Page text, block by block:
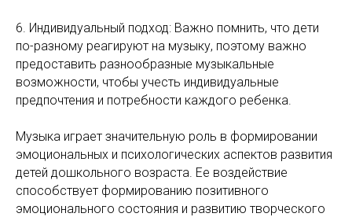
6. Индивидуальный подход: Важно помнить, что дети
по-разному реагируют на музыку, поэтому важно
предоставить разнообразные музыкальные
возможности, чтобы учесть индивидуальные
предпочтения и потребности каждого ребенка.
Музыка играет значительную роль в формировании
эмоциональных и психологических аспектов развития
детей дошкольного возраста. Ее воздействие
способствует формированию позитивного
эмоционального состояния и развитию творческого